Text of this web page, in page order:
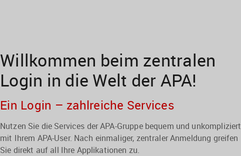
Willkommen beim zentralen
Login in die Welt der APA!
Ein Login – zahlreiche Services
Nutzen Sie die Services der APA-Gruppe bequem und unkompliziert
mit Ihrem APA-User. Nach einmaliger, zentraler Anmeldung greifen
Sie direkt auf all Ihre Applikationen zu.